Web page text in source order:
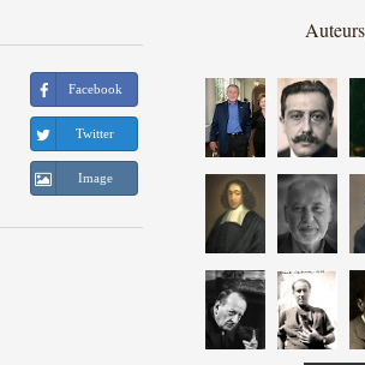
Facebook
Twitter
Image